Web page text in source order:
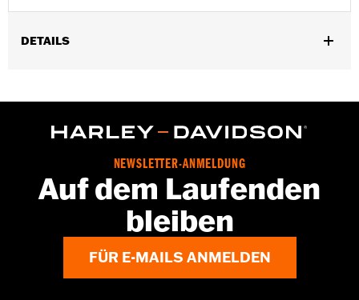
DETAILS
GARANTIE:2 Jahre beschränkte Garantie – Aufwww.h-
Herkunft:Importiert
Dimension Description:Glasbreite: 74 / Stegbreite: 17 /
Bügellänge: 125
NEWSLETTER-ANMELDUNG
Auf dem Laufenden
bleiben
FÜR E-MAILS ANMELDEN